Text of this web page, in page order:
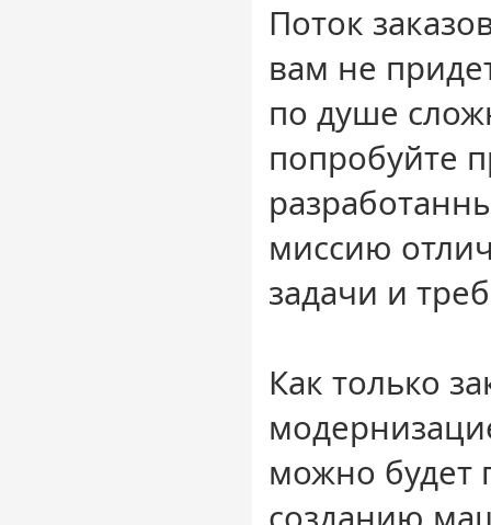
Поток
вам не
по душе
попробуйте
миссию
задачи и
Как только
можно будет